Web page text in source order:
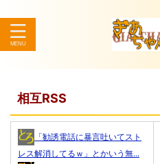
検索
相互RSS
「勧誘電話に暴言吐いてスト
レス解消してるｗ」とかいう無...